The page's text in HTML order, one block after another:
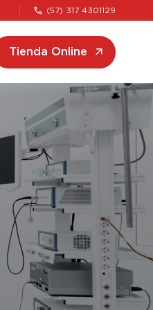
(57) 317 4301129
Tienda Online